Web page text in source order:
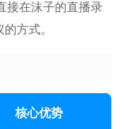
接在沫子的直播录
方式。
核心优势